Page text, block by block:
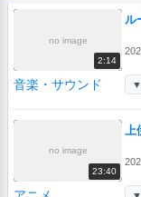
no image
2:14
ル
音楽・サウンド ▼
no image
23:40